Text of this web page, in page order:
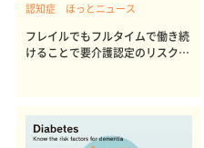
認知症 ほっとニュース
フレイルでもフルタイムで働き続
けることで要介護認定のリスクを